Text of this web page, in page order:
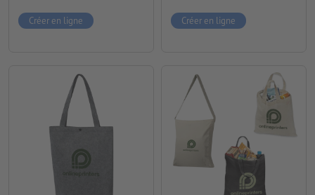
Créer en ligne Créer en ligne